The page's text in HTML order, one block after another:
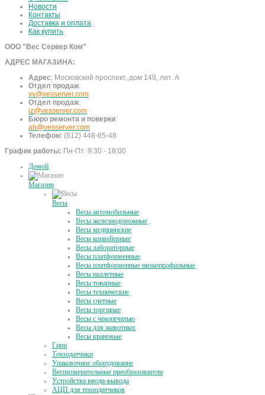
Новости
Контакты
Доставка и оплата
Как купить
ООО "Вес Сервер Ком"
АДРЕС МАГАЗИНА:
Адрес: Московский проспект, дом 149, лит. А
Отдел продаж:
vv@vesserver.com
Отдел продаж:
iz@vesserver.com
Бюро ремонта и поверки:
ah@vesserver.com
Телефон: (812) 448-65-48
График работы: Пн-Пт: 9:30 - 18:00
Домой
Магазин
Весы
Весы автомобильные
Весы железнодорожные
Весы медицинские
Весы конвейерные
Весы лабораторные
Весы платформенные
Весы платформенные низкопрофильные
Весы паллетные
Весы товарные
Весы технические
Весы счетные
Весы торговые
Весы с чекопечатью
Весы для животных
Весы крановые
Гири
Тензодатчики
Упаковочное оборудование
Весоизмерительные преобразователи
Устройства ввода-вывода
АЦП для тензодатчиков